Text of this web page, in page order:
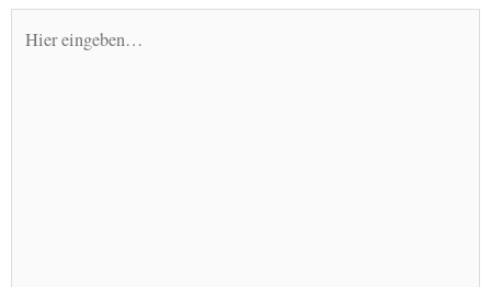
eingeben…